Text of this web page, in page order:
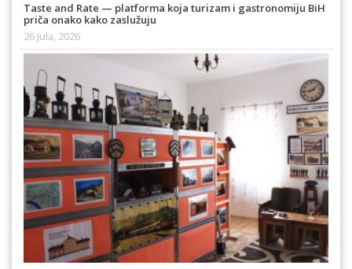
Taste and Rate — platforma koja turizam i gastronomiju BiH
priča onako kako zaslužuju
26 Jula, 2026